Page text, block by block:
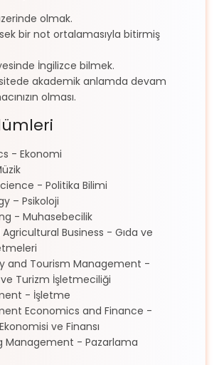
olmak.
bir not ortalamasıyla bitirmiş
İngilizce bilmek.
akademik anlamda devam
olması.
- Ekonomi
- Politika Bilimi
– Psikoloji
- Muhasebecilik
Business - Gıda ve
and Tourism Management -
Turizm İşletmeciliği
- İşletme
Economics and Finance -
ve Finansı
Management - Pazarlama